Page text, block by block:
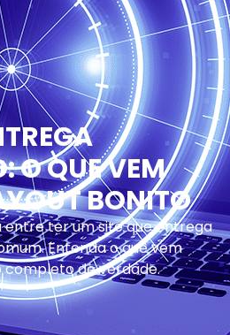
O QUE VEM
BONITO
entre ter um site que entrega
Entenda o que vem
de verdade.